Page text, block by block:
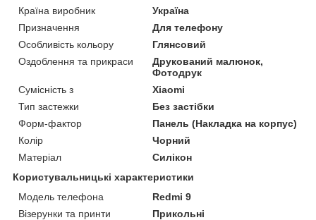
Країна виробник
Україна
Призначення
Для телефону
Особливість кольору
Глянсовий
Оздоблення та прикраси
Друкований малюнок,
Фотодрук
Сумісність з
Xiaomi
Тип застежки
Без застібки
Форм-фактор
Панель (Накладка на корпус)
Колір
Чорний
Матеріал
Силікон
Користувальницькі характеристики
Модель телефона
Redmi 9
Візерунки та принти
Прикольні